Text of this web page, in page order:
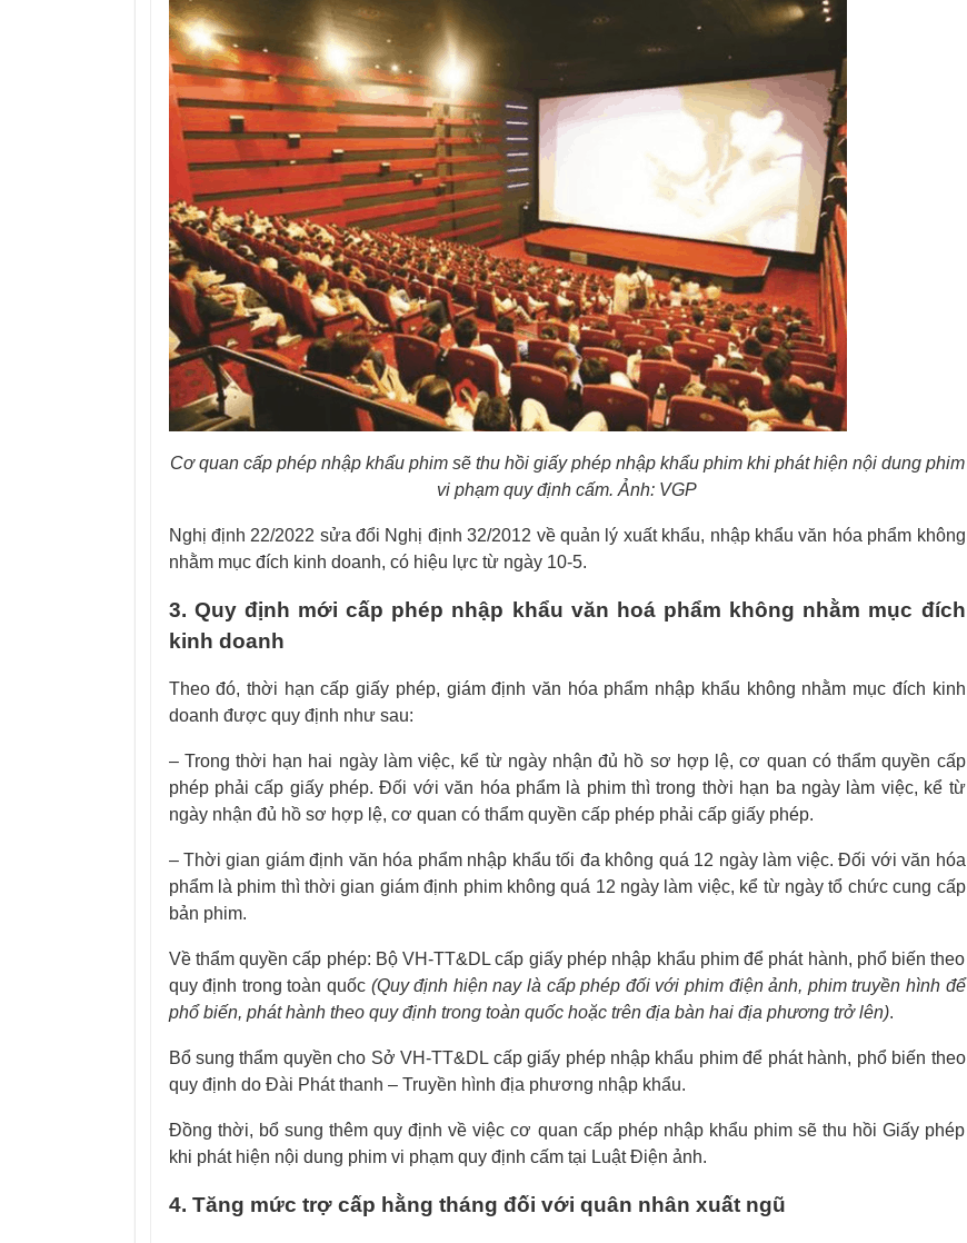
Cơ quan cấp phép nhập khẩu phim sẽ thu hồi giấy phép nhập khẩu phim khi phát hiện nội dung phim
vi phạm quy định cấm. Ảnh: VGP
Nghị định 22/2022 sửa đổi Nghị định 32/2012 về quản lý xuất khẩu, nhập khẩu văn hóa phẩm không
nhằm mục đích kinh doanh, có hiệu lực từ ngày 10-5.
3. Quy định mới cấp phép nhập khẩu văn hoá phẩm không nhằm mục đích
kinh doanh
Theo đó, thời hạn cấp giấy phép, giám định văn hóa phẩm nhập khẩu không nhằm mục đích kinh
doanh được quy định như sau:
– Trong thời hạn hai ngày làm việc, kể từ ngày nhận đủ hồ sơ hợp lệ, cơ quan có thẩm quyền cấp
phép phải cấp giấy phép. Đối với văn hóa phẩm là phim thì trong thời hạn ba ngày làm việc, kể từ
ngày nhận đủ hồ sơ hợp lệ, cơ quan có thẩm quyền cấp phép phải cấp giấy phép.
– Thời gian giám định văn hóa phẩm nhập khẩu tối đa không quá 12 ngày làm việc. Đối với văn hóa
phẩm là phim thì thời gian giám định phim không quá 12 ngày làm việc, kể từ ngày tổ chức cung cấp
bản phim.
Về thẩm quyền cấp phép: Bộ VH-TT&DL cấp giấy phép nhập khẩu phim để phát hành, phổ biến theo
quy định trong toàn quốc (Quyđịnh hiện nay là cấp phép đối với phim điện ảnh, phim truyền hình để
phổ biến, phát hành theo quy định trong toàn quốc hoặc trên địa bàn hai địa phương trở lên).
Bổ sung thẩm quyền cho Sở VH-TT&DL cấp giấy phép nhập khẩu phim để phát hành, phổ biến theo
quy định do Đài Phát thanh – Truyền hình địa phương nhập khẩu.
Đồng thời, bổ sung thêm quy định về việc cơ quan cấp phép nhập khẩu phim sẽ thu hồi Giấy phép
khi phát hiện nội dung phim vi phạm quy định cấm tại Luật Điện ảnh.
4. Tăng mức trợ cấp hằng tháng đối với quân nhân xuất ngũ